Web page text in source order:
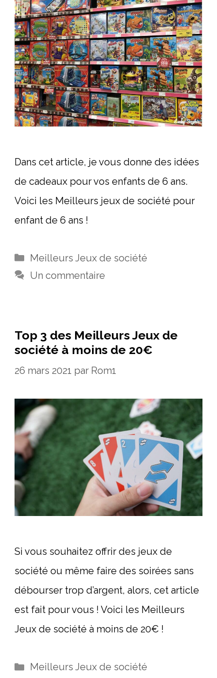
Dans cet article, je vous donne des idées
de cadeaux pour vos enfants de 6 ans.
Voici les Meilleurs jeux de société pour
enfant de 6 ans !
Catégories
Meilleurs Jeux de société
Un commentaire
Top 3 des Meilleurs Jeux de
société à moins de 20€
26 mars 2021 par Rom1
Si vous souhaitez offrir des jeux de
société ou même faire des soirées sans
débourser trop d’argent, alors, cet article
est fait pour vous ! Voici les Meilleurs
Jeux de société à moins de 20€ !
Catégories
Meilleurs Jeux de société